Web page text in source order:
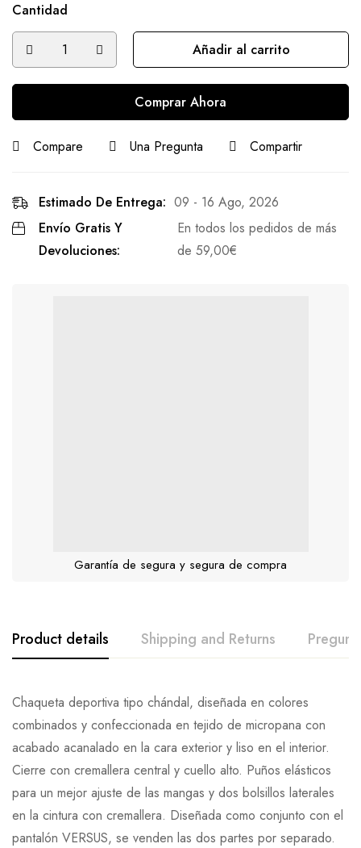
Cantidad
Añadir al carrito
Comprar Ahora
Compare Una Pregunta Compartir
Estimado De Entrega: 09 - 16 Ago, 2026
Envío Gratis Y
Devoluciones:
En todos los pedidos de más
de 59,00€
Garantía de segura y segura de compra
Product details Shipping and Returns
Chaqueta deportiva tipo chándal, diseñada en colores
combinados y confeccionada en tejido de micropana con
acabado acanalado en la cara exterior y liso en el interior.
Cierre con cremallera central y cuello alto. Puños elásticos
para un mejor ajuste de las mangas y dos bolsillos laterales
en la cintura con cremallera. Diseñada como conjunto con el
pantalón VERSUS, se venden las dos partes por separado.